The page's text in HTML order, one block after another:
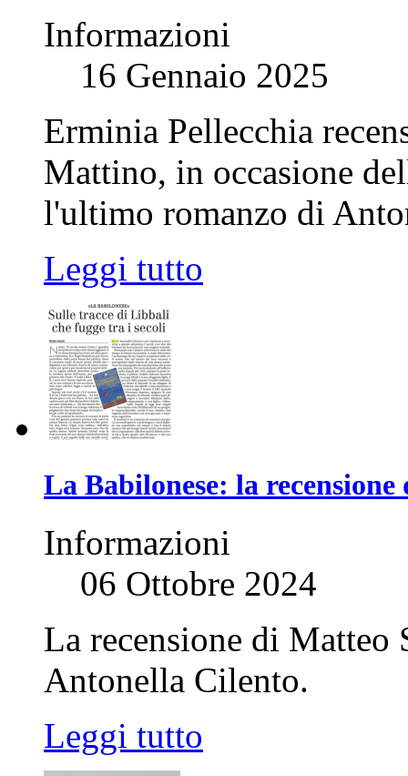
Informazioni
16 Gennaio 2025
Erminia Pellecchia
Mattino, in occasione
l'ultimo romanzo di
Leggi tutto
La Babilonese: la
Informazioni
06 Ottobre 2024
La recensione di
Antonella Cilento.
Leggi tutto